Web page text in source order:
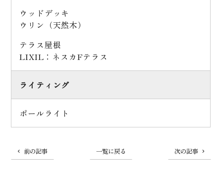
ウッドデッキ
ウリン（天然木）
テラス屋根
LIXIL：ネスカFテラス
ライティング
ポールライト
前の記事 一覧に戻る 次の記事